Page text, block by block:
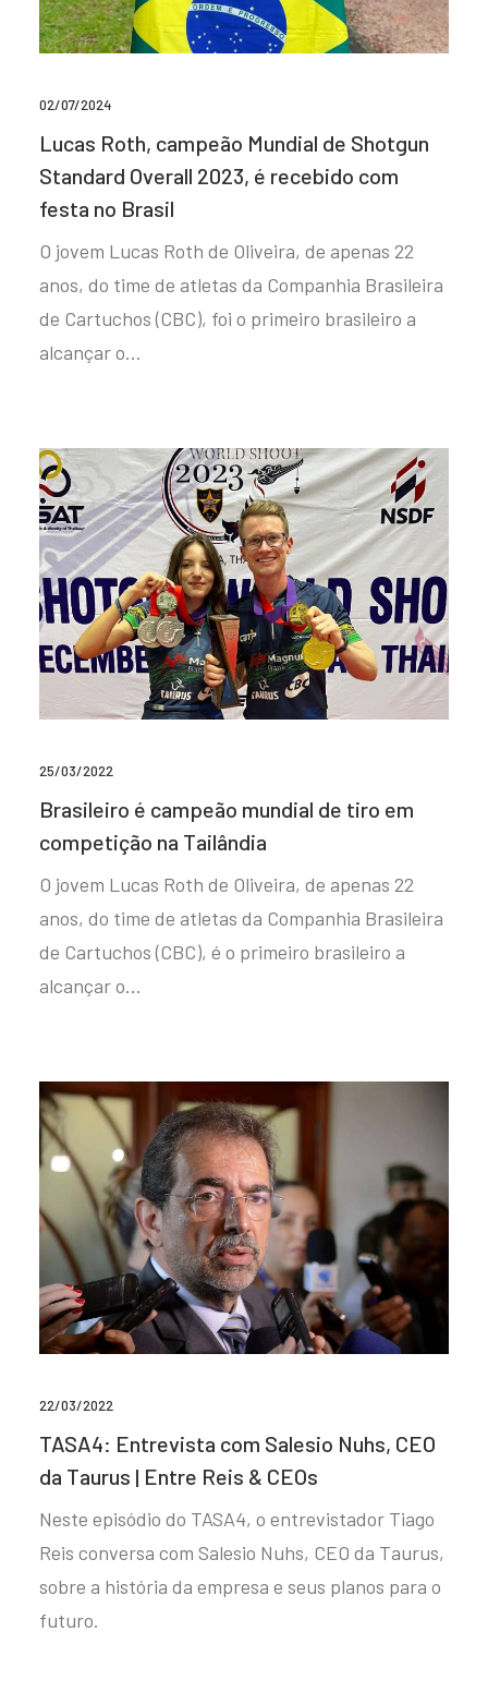
02/07/2024
Lucas Roth, campeão Mundial de Shotgun
Standard Overall 2023, é recebido com
festa no Brasil
O jovem Lucas Roth de Oliveira, de apenas 22
anos, do time de atletas da Companhia Brasileira
de Cartuchos (CBC), foi o primeiro brasileiro a
alcançar o…
25/03/2022
Brasileiro é campeão mundial de tiro em
competição na Tailândia
O jovem Lucas Roth de Oliveira, de apenas 22
anos, do time de atletas da Companhia Brasileira
de Cartuchos (CBC), é o primeiro brasileiro a
alcançar o…
22/03/2022
TASA4: Entrevista com Salesio Nuhs, CEO
da Taurus | Entre Reis & CEOs
Neste episódio do TASA4, o entrevistador Tiago
Reis conversa com Salesio Nuhs, CEO da Taurus,
sobre a história da empresa e seus planos para o
futuro.